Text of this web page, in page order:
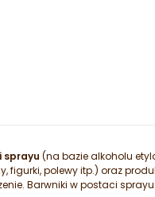
sprayu (na bazie alkoholu
figurki, polewy itp.) oraz
Barwniki w postaci